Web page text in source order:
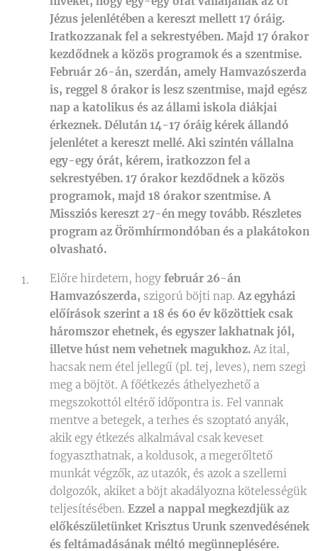
Jézus jelenlétében a kereszt mellett 17 óráig.
Iratkozzanak fel a sekrestyében. Majd 17 órakor
kezdődnek a közös programok és a szentmise.
Február 26-án, szerdán, amely Hamvazószerda
is, reggel 8 órakor is lesz szentmise, majd egész
nap a katolikus és az állami iskola diákjai
érkeznek. Délután 14-17 óráig kérek állandó
jelenlétet a kereszt mellé. Aki szintén vállalna
egy-egy órát, kérem, iratkozzon fel a
sekrestyében. 17 órakor kezdődnek a közös
programok, majd 18 órakor szentmise. A
Missziós kereszt 27-én megy tovább. Részletes
program az Örömhírmondóban és a plakátokon
olvasható.
Előre hirdetem, hogy február 26-án
Hamvazószerda, szigorú böjti nap.Az egyházi
előírások szerint a 18 és 60 év közöttiek csak
háromszor ehetnek, és egyszer lakhatnak jól,
illetve húst nem vehetnek magukhoz. Az ital,
hacsak nem étel jellegű (pl. tej, leves), nem szegi
meg a böjtöt. A főétkezés áthelyezhető a
megszokottól eltérő időpontra is. Fel vannak
mentve a betegek, a terhes és szoptató anyák,
akik egy étkezés alkalmával csak keveset
fogyaszthatnak, a koldusok, a megerőltető
munkát végzők, az utazók, és azok a szellemi
dolgozók, akiket a böjt akadályozna kötelességük
teljesítésében. Ezzel a nappal megkezdjük az
előkészületünket Krisztus Urunk szenvedésének
és feltámadásának méltó megünneplésére.